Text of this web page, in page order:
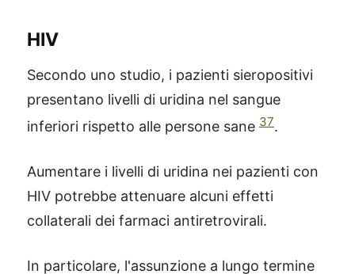
HIV
Secondo uno studio, i pazienti sieropositivi
presentano livelli di uridina nel sangue
inferiori rispetto alle persone sane 37.
Aumentare i livelli di uridina nei pazienti con
HIV potrebbe attenuare alcuni effetti
collaterali dei farmaci antiretrovirali.
In particolare, l'assunzione a lungo termine